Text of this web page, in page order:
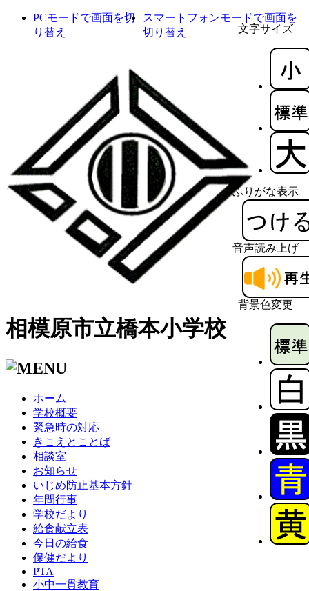
文字サイズ
ふりがな表示
音声読み上げ
背景色変更
PCモードで画面を切
り替え
スマートフォンモードで画面を
切り替え
相模原市立橋本小学校
ホーム
学校概要
緊急時の対応
きこえとことば
相談室
お知らせ
いじめ防止基本方針
年間行事
学校だより
給食献立表
今日の給食
保健だより
PTA
小中一貫教育